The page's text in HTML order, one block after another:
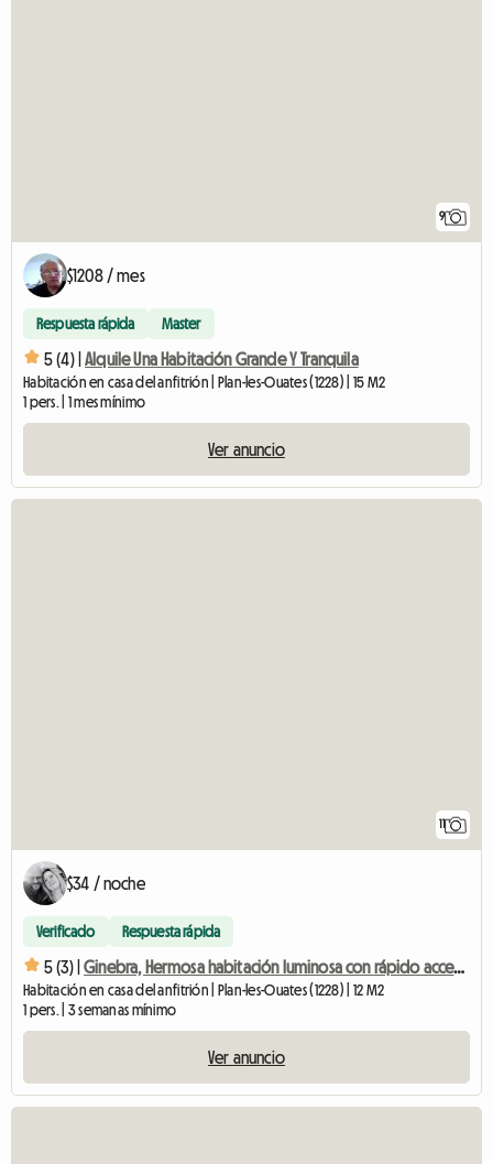
9
$1208 / mes
Respuesta rápida Master
5 (4) | Alquile Una Habitación Grande Y Tranquila
Habitación en casa del anfitrión | Plan-les-Ouates (1228) | 15 M2
1 pers. | 1 mes mínimo
Ver anuncio
11
$34 / noche
Verificado Respuesta rápida
5 (3) | Ginebra, Hermosa habitación luminosa con rápido acceso al centro y estación de tren.
Habitación en casa del anfitrión | Plan-les-Ouates (1228) | 12 M2
1 pers. | 3 semanas mínimo
Ver anuncio